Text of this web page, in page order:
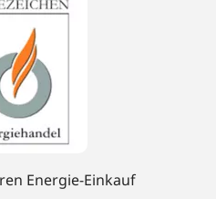
Energie-Einkauf